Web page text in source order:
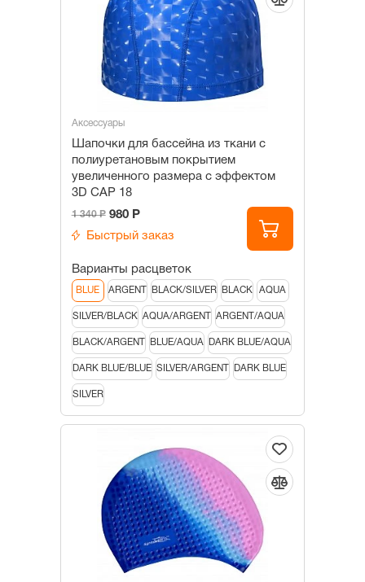
Аксессуары
Шапочки для бассейна из ткани c
полиуретановым покрытием
увеличенного размера с эффектом
3D САР 18
1 340 Р 980 Р
Быстрый заказ
Варианты расцветок
BLUE ARGENT BLACK/SILVER BLACK AQUA
SILVER/BLACK AQUA/ARGENT ARGENT/AQUA
BLACK/ARGENT BLUE/AQUA DARK BLUE/AQUA
DARK BLUE/BLUE SILVER/ARGENT DARK BLUE
SILVER